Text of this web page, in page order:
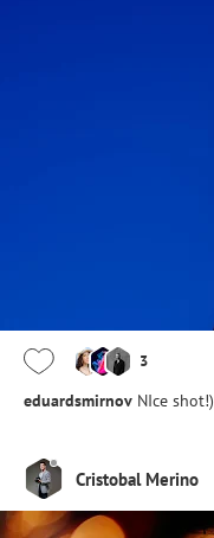
3
eduardsmirnov NIce shot!)
Cristobal Merino